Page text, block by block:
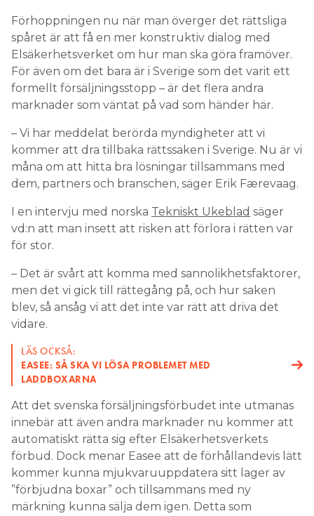
Förhoppningen nu när man överger det rättsliga
spåret är att få en mer konstruktiv dialog med
Elsäkerhetsverket om hur man ska göra framöver.
För även om det bara är i Sverige som det varit ett
formellt försäljningsstopp – är det flera andra
marknader som väntat på vad som händer här.
– Vi har meddelat berörda myndigheter att vi
kommer att dra tillbaka rättssaken i Sverige. Nu är vi
måna om att hitta bra lösningar tillsammans med
dem, partners och branschen, säger Erik Færevaag.
I en intervju med norska Tekniskt Ukeblad säger
vd:n att man insett att risken att förlora i rätten var
för stor.
– Det är svårt att komma med sannolikhetsfaktorer,
men det vi gick till rättegång på, och hur saken
blev, så ansåg vi att det inte var rätt att driva det
vidare.
LÄS OCKSÅ:
EASEE: SÅ SKA VI LÖSA PROBLEMET MED
LADDBOXARNA
Att det svenska försäljningsförbudet inte utmanas
innebär att även andra marknader nu kommer att
automatiskt rätta sig efter Elsäkerhetsverkets
förbud. Dock menar Easee att de förhållandevis lätt
kommer kunna mjukvaruuppdatera sitt lager av
”förbjudna boxar” och tillsammans med ny
märkning kunna sälja dem igen. Detta som